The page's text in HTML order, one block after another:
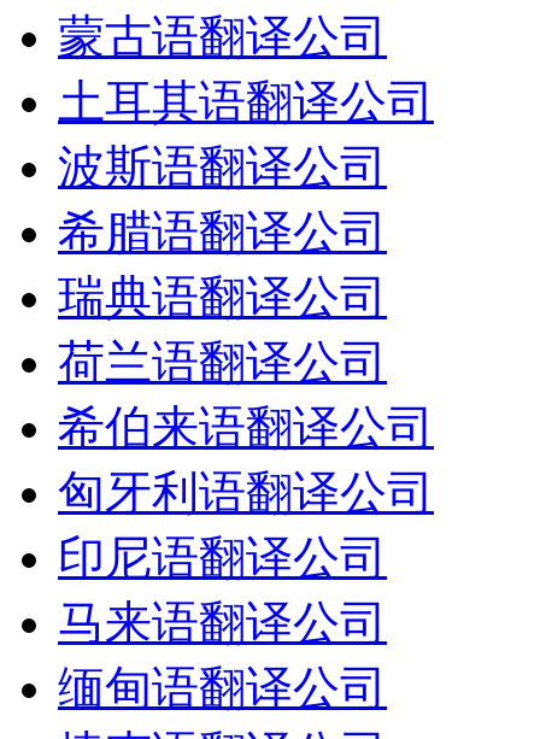
蒙古语翻译公司
土耳其语翻译公司
波斯语翻译公司
希腊语翻译公司
瑞典语翻译公司
荷兰语翻译公司
希伯来语翻译公司
匈牙利语翻译公司
印尼语翻译公司
马来语翻译公司
缅甸语翻译公司